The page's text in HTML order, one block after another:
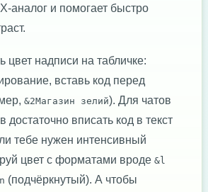
аналог и помогает быстро
цвет надписи на табличке:
вставь код перед
&2Магазин зелий). Для чатов
достаточно вписать код в текст
тебе нужен интенсивный
цвет с форматами вроде &l
(подчёркнутый). А чтобы